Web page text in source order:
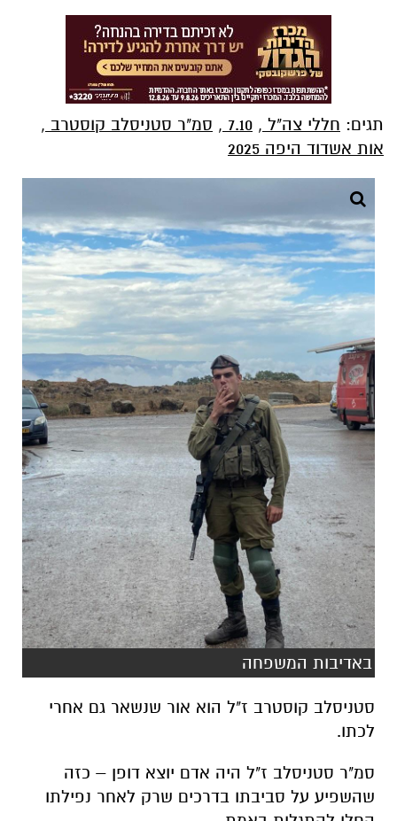
תגים: חללי צה"ל ,
7.10
, סמ"ר סטניסלב קוסטרב ,
אות אשדוד היפה 2025
באדיבות המשפחה
סטניסלב קוסטרב ז"ל הוא אור שנשאר גם אחרי
לכתו.
סמ"ר סטניסלב ז"ל היה אדם יוצא דופן – כזה
שהשפיע על סביבתו בדרכים שרק לאחר נפילתו